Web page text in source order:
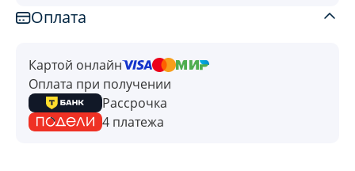
Оплата
Картой онлайн
Оплата при получении
Рассрочка
4 платежа